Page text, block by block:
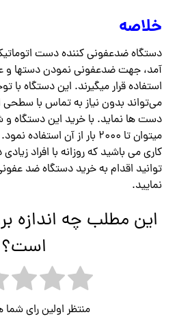
خلاصه
دستگاه ضدعفونی کننده دست
آمد، جهت ضدعفونی نمودن دستها و
استفاده قرار میگیرند. این دستگاه با
می‌تواند بدون نیاز به تماس با
دست ها نماید. با خرید این دستگاه و
میتوان تا ۲۰۰۰ بار از آن
کاری می باشید که روزانه با افراد
توانید اقدام به خرید دستگاه ضد
نمایید.
این مطلب چه اندازه
است؟
منتظر اولین رای